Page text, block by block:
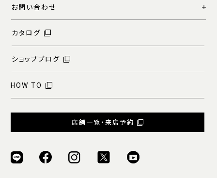
お問い合わせ
カタログ
ショップブログ
HOW TO
店舗一覧・来店予約